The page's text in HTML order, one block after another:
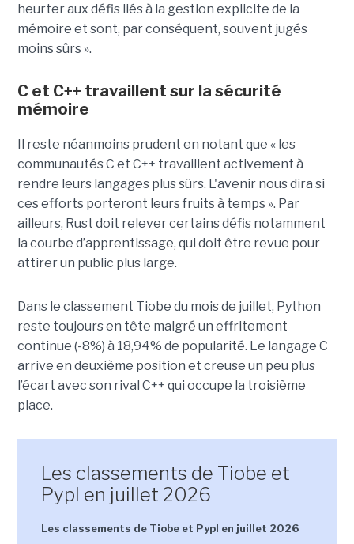
heurter aux défis liés à la gestion explicite de la
mémoire et sont, par conséquent, souvent jugés
moins sûrs ».
C et C++ travaillent sur la sécurité
mémoire
Il reste néanmoins prudent en notant que « les
communautés C et C++ travaillent activement à
rendre leurs langages plus sûrs. L'avenir nous dira si
ces efforts porteront leurs fruits à temps ». Par
ailleurs, Rust doit relever certains défis notamment
la courbe d’apprentissage, qui doit être revue pour
attirer un public plus large.
Dans le classement Tiobe du mois de juillet, Python
reste toujours en tête malgré un effritement
continue (-8%) à 18,94% de popularité. Le langage C
arrive en deuxième position et creuse un peu plus
l’écart avec son rival C++ qui occupe la troisième
place.
Les classements de Tiobe et
Pypl en juillet 2026
Les classements de Tiobe et Pypl en juillet 2026